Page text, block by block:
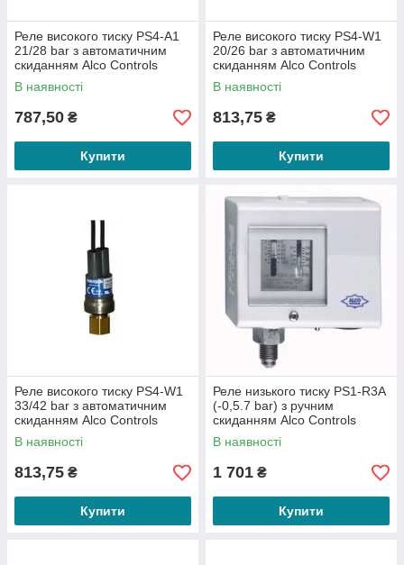
Реле високого тиску PS4-A1
21/28 bar з автоматичним
скиданням Alco Controls
(808233)
В наявності
787,50 ₴
Купити
Реле високого тиску PS4-W1
20/26 bar з автоматичним
скиданням Alco Controls
(808201)
В наявності
813,75 ₴
Купити
Реле високого тиску PS4-W1
33/42 bar з автоматичним
скиданням Alco Controls
(808205)
В наявності
813,75 ₴
Купити
Реле низького тиску PS1-R3A
(-0,5.7 bar) з ручним
скиданням Alco Controls
В наявності
1 701 ₴
Купити